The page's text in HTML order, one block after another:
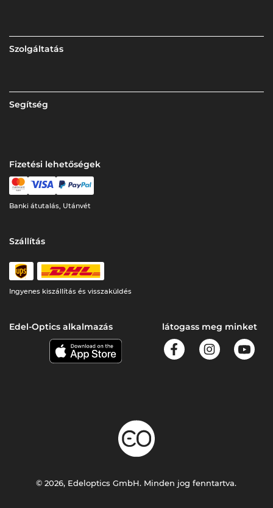
Szolgáltatás
Segítség
Fizetési lehetőségek
Banki átutalás, Utánvét
Szállítás
Ingyenes kiszállítás és visszaküldés
Edel-Optics alkalmazás látogass meg minket
© 2026, Edeloptics GmbH. Minden jog fenntartva.